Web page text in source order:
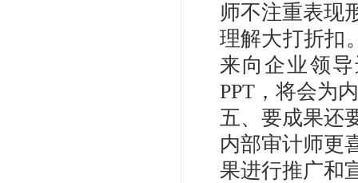
师不注重表现
理解大打折扣
来向企业领
PPT，将会为
五、要成果还
内部审计师更
果进行推广和